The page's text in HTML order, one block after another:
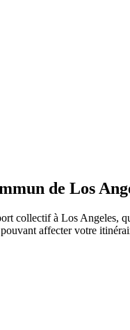
de Los
collectif à Los Angeles,
affecter votre